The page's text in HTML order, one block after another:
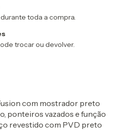
toda a compra.
trocar ou devolver.
com mostrador preto
ponteiros vazados e função
revestido com PVD preto